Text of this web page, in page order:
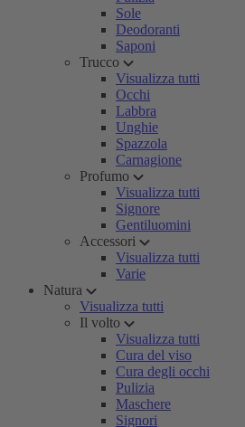
Sole
Deodoranti
Saponi
Trucco
Visualizza tutti
Occhi
Labbra
Unghie
Spazzola
Carnagione
Profumo
Visualizza tutti
Signore
Gentiluomini
Accessori
Visualizza tutti
Varie
Natura
Visualizza tutti
Il volto
Visualizza tutti
Cura del viso
Cura degli occhi
Pulizia
Maschere
Signori